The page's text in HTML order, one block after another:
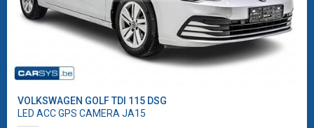
VOLKSWAGEN GOLF TDI 115 DSG
LED ACC GPS CAMERA JA15